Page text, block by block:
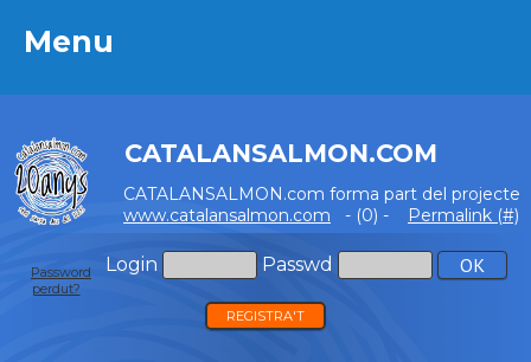
Menu
CATALANSALMON.COM
CATALANSALMON.com forma part del projecte
www.catalansalmon.com - (0) - Permalink (#)
Login Passwd
Password
perdut?
REGISTRA'T
Menu